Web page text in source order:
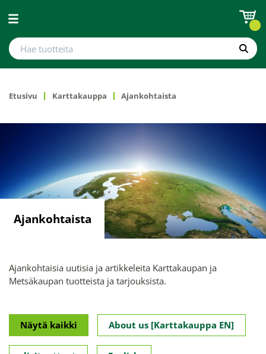
Avaa valikko
Hae tuotteita
Hae
Etusivu Karttakauppa Ajankohtaista
Ajankohtaista
Ajankohtaisia uutisia ja artikkeleita Karttakaupan ja
Metsäkaupan tuotteista ja tarjouksista.
Näytä kaikki About us [Karttakauppa EN]